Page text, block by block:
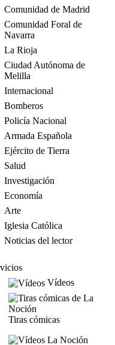
Comunidad de Madrid
Comunidad Foral de
Navarra
La Rioja
Ciudad Autónoma de
Melilla
Internacional
Bomberos
Policía Nacional
Armada Española
Ejército de Tierra
Salud
Investigación
Economía
Arte
Iglesia Católica
Noticias del lector
Vídeos
Tiras cómicas